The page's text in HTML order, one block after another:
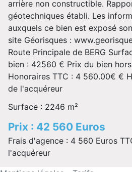
arrière non constructible.
géotechniques établi. Les
auxquels ce bien est exposé
site Géorisques :
Route Principale de BERG
bien : 42560 € Prix du bien
Honoraires TTC : 4 560.00€ €
de l'acquéreur
Surface : 2246 m²
Prix : 42 560 Euros
Frais d'agence : 4 560 Euros
l'acquéreur